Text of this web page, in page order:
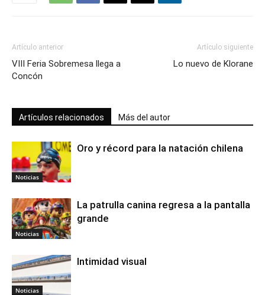
Artículo anterior
VIII Feria Sobremesa llega a
Concón
Artículo siguiente
Lo nuevo de Klorane
Artículos relacionados Más del autor
Noticias
Oro y récord para la natación chilena
Noticias
La patrulla canina regresa a la pantalla
grande
Noticias
Intimidad visual